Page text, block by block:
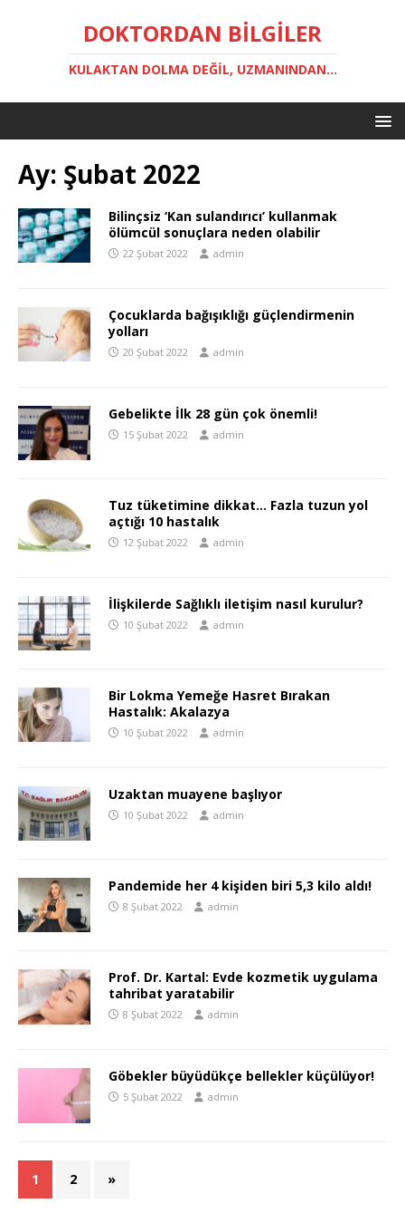
DOKTORDAN BILGILER
KULAKTAN DOLMA DEĞIL, UZMANINDAN...
Ay: Şubat 2022
Bilinçsiz ‘Kan sulandırıcı’ kullanmak
ölümcül sonuçlara neden olabilir
22 Şubat 2022 admin
Çocuklarda bağışıklığı güçlendirmenin
yolları
20 Şubat 2022 admin
Gebelikte İlk 28 gün çok önemli!
15 Şubat 2022 admin
Tuz tüketimine dikkat… Fazla tuzun yol
açtığı 10 hastalık
12 Şubat 2022 admin
İlişkilerde Sağlıklı iletişim nasıl kurulur?
10 Şubat 2022 admin
Bir Lokma Yemeğe Hasret Bırakan
Hastalık: Akalazya
10 Şubat 2022 admin
Uzaktan muayene başlıyor
10 Şubat 2022 admin
Pandemide her 4 kişiden biri 5,3 kilo aldı!
8 Şubat 2022 admin
Prof. Dr. Kartal: Evde kozmetik uygulama
tahribat yaratabilir
8 Şubat 2022 admin
Göbekler büyüdükçe bellekler küçülüyor!
5 Şubat 2022 admin
1 2 »